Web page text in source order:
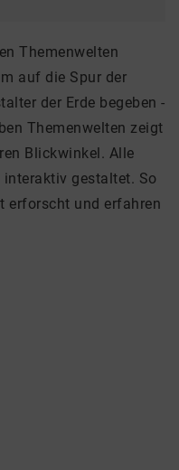
Themenwelten
auf die Spur der
der Erde begeben -
Themenwelten zeigt
Blickwinkel. Alle
gestaltet. So
erforscht und erfahren